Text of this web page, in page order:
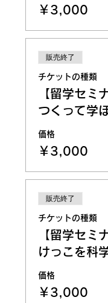
￥3,000
販売終了
チケットの種類
【留学セミ
つくって学
価格
￥3,000
販売終了
チケットの種類
【留学セミ
けっこを科
価格
￥3,000